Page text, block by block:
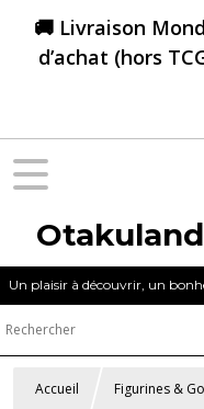
🚚 Livraison
d’achat (hors
Un plaisir à découvrir, un
Accueil Figurines &